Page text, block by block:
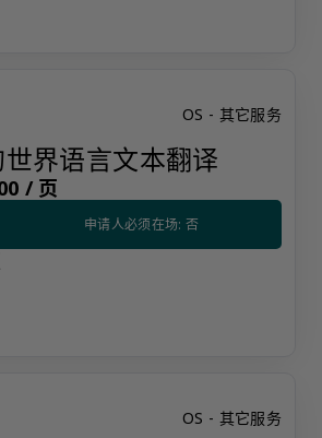
OS - 其它服务
界语言文本翻译
/页
申请人必须在场: 否
言文本翻译
OS - 其它服务